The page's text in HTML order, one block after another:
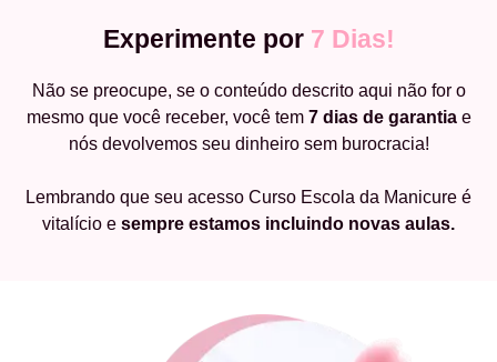
Experimente por 7 Dias!
Não se preocupe, se o conteúdo descrito aqui não for o
mesmo que você receber, você tem 7 dias de garantiae
nós devolvemos seu dinheiro sem burocracia!
Lembrando que seu acesso Curso Escola da Manicure é
vitalício e sempre estamos incluindo novas aulas.